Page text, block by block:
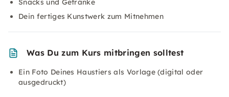
Snacks und Getränke
Dein fertiges Kunstwerk zum Mitnehmen
Was Du zum Kurs mitbringen solltest
Ein Foto Deines Haustiers als Vorlage (digital oder
ausgedruckt)